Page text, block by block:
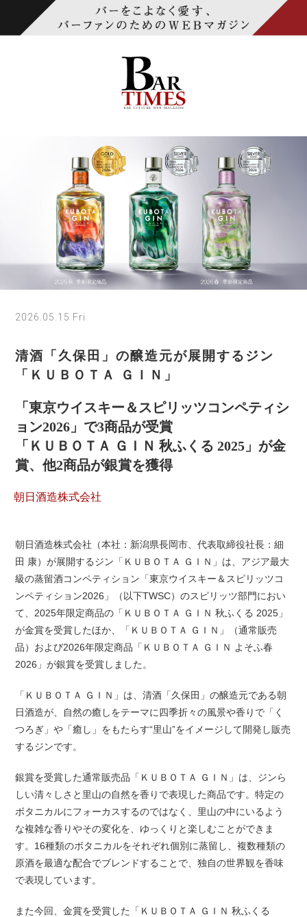
2026.05.15 Fri
清酒「久保田」の醸造元が展開するジン
「ＫＵＢＯＴＡ ＧＩＮ」
「東京ウイスキー＆スピリッツコンペティシ
ョン2026」で3商品が受賞
「ＫＵＢＯＴＡ ＧＩＮ 秋ふくる 2025」が金
賞、他2商品が銀賞を獲得
朝日酒造株式会社
朝日酒造株式会社（本社：新潟県長岡市、代表取締役社長：細
田 康）が展開するジン「ＫＵＢＯＴＡ ＧＩＮ」は、アジア最大
級の蒸留酒コンペティション「東京ウイスキー＆スピリッツコ
ンペティション2026」（以下TWSC）のスピリッツ部門におい
て、2025年限定商品の「ＫＵＢＯＴＡ ＧＩＮ 秋ふくる 2025」
が金賞を受賞したほか、「ＫＵＢＯＴＡ ＧＩＮ」（通常販売
品）および2026年限定商品「ＫＵＢＯＴＡ ＧＩＮ よそふ春
2026」が銀賞を受賞しました。
「ＫＵＢＯＴＡ ＧＩＮ」は、清酒「久保田」の醸造元である朝
日酒造が、自然の癒しをテーマに四季折々の風景や香りで「く
つろぎ」や「癒し」をもたらす“里山”をイメージして開発し販売
するジンです。
銀賞を受賞した通常販売品「ＫＵＢＯＴＡ ＧＩＮ」は、ジンら
しい清々しさと里山の自然を香りで表現した商品です。特定の
ボタニカルにフォーカスするのではなく、里山の中にいるよう
な複雑な香りやその変化を、ゆっくりと楽しむことができま
す。16種類のボタニカルをそれぞれ個別に蒸留し、複数種類の
原酒を最適な配合でブレンドすることで、独自の世界観を香味
で表現しています。
また今回、金賞を受賞した「ＫＵＢＯＴＡ ＧＩＮ 秋ふくる